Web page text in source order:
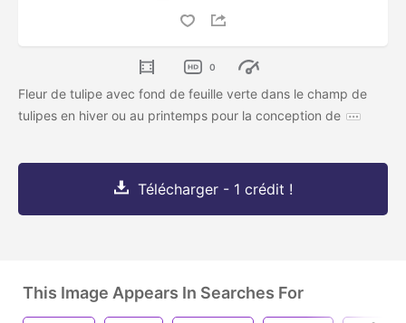
0
Fleur de tulipe avec fond de feuille verte dans le champ de
tulipes en hiver ou au printemps pour la conception de
Télécharger - 1 crédit !
This Image Appears In Searches For